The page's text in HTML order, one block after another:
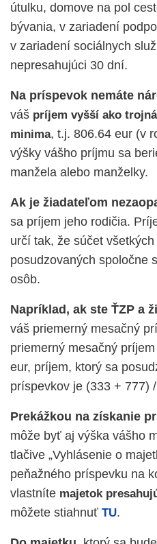
útulku, domove na pol
bývania, v zariadení
v zariadení sociálnych
nepresahujúci 30 dní.
Na príspevok nemáte
váš príjem vyšší ako
minima, t.j. 806.64 eur (v
výšky vášho príjmu sa
manžela alebo manželky.
Ak je žiadateľom
sa príjem jeho rodičia.
určí tak, že súčet
posudzovaných spoločne
osôb.
Napríklad, ak ste ŤZP a
váš priemerný mesačný
priemerný mesačný
eur, príjem, ktorý sa
príspevkov je (333 + 777)
Prekážkou na získanie
môže byť aj výška vášho
tlačive „Vyhlásenie o
peňažného príspevku na
vlastníte majetok
môžete stiahnuť TU.